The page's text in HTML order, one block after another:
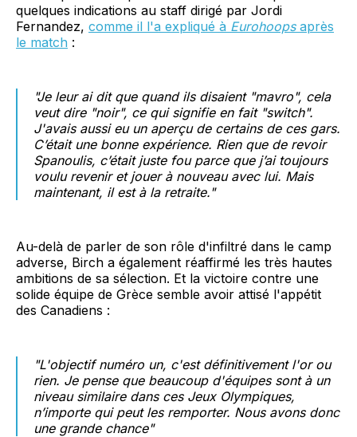
quelques indications au staff dirigé par Jordi
Fernandez, comme il l'a expliqué à Eurohoops après
le match :
"Je leur ai dit que quand ils disaient "mavro", cela
veut dire "noir", ce qui signifie en fait "switch".
J'avais aussi eu un aperçu de certains de ces gars.
C’était une bonne expérience. Rien que de revoir
Spanoulis, c’était juste fou parce que j’ai toujours
voulu revenir et jouer à nouveau avec lui. Mais
maintenant, il est à la retraite."
Au-delà de parler de son rôle d'infiltré dans le camp
adverse, Birch a également réaffirmé les très hautes
ambitions de sa sélection. Et la victoire contre une
solide équipe de Grèce semble avoir attisé l'appétit
des Canadiens :
"L'objectif numéro un, c'est définitivement l'or ou
rien. Je pense que beaucoup d'équipes sont à un
niveau similaire dans ces Jeux Olympiques,
n’importe qui peut les remporter. Nous avons donc
une grande chance"